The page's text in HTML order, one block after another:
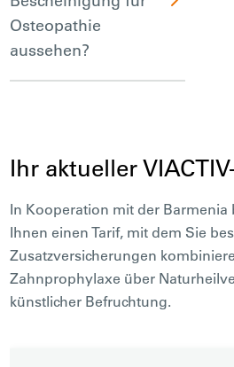
Osteopathie
aussehen?
Ihr aktueller
In Kooperation mit der Barmenia
Ihnen einen Tarif, mit dem Sie
Zusatzversicherungen
Zahnprophylaxe über
künstlicher Befruchtung.